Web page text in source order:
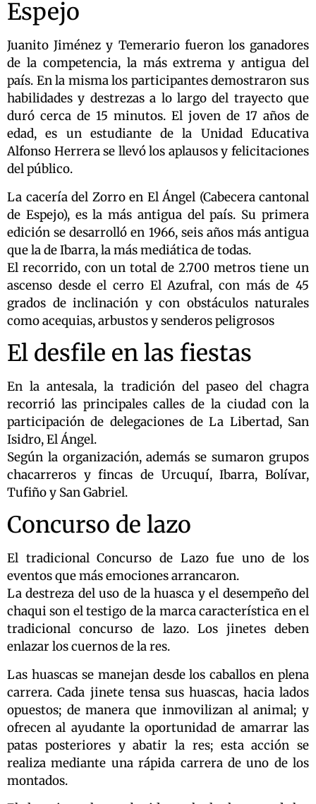
Espejo
Juanito Jiménez y Temerario fueron los ganadores
de la competencia, la más extrema y antigua del
país. En la misma los participantes demostraron sus
habilidades y destrezas a lo largo del trayecto que
duró cerca de 15 minutos. El joven de 17 años de
edad, es un estudiante de la Unidad Educativa
Alfonso Herrera se llevó los aplausos y felicitaciones
del público.
La cacería del Zorro en El Ángel (Cabecera cantonal
de Espejo), es la más antigua del país. Su primera
edición se desarrolló en 1966, seis años más antigua
que la de Ibarra, la más mediática de todas.
El recorrido, con un total de 2.700 metros tiene un
ascenso desde el cerro El Azufral, con más de 45
grados de inclinación y con obstáculos naturales
como acequias, arbustos y senderos peligrosos
El desfile en las fiestas
En la antesala, la tradición del paseo del chagra
recorrió las principales calles de la ciudad con la
participación de delegaciones de La Libertad, San
Isidro, El Ángel.
Según la organización, además se sumaron grupos
chacarreros y fincas de Urcuquí, Ibarra, Bolívar,
Tufiño y San Gabriel.
Concurso de lazo
El tradicional Concurso de Lazo fue uno de los
eventos que más emociones arrancaron.
La destreza del uso de la huasca y el desempeño del
chaqui son el testigo de la marca característica en el
tradicional concurso de lazo. Los jinetes deben
enlazar los cuernos de la res.
Las huascas se manejan desde los caballos en plena
carrera. Cada jinete tensa sus huascas, hacia lados
opuestos; de manera que inmovilizan al animal; y
ofrecen al ayudante la oportunidad de amarrar las
patas posteriores y abatir la res; esta acción se
realiza mediante una rápida carrera de uno de los
montados.